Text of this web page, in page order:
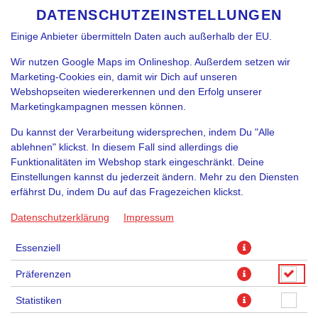
DE
SPRACHE ÄNDERN
DATENSCHUTZEINSTELLUNGEN
Diensteanbieter zur Weiterverarbeitung weitergegeben werden.
Einige Anbieter übermitteln Daten auch außerhalb der EU.
Wir nutzen Google Maps im Onlineshop. Außerdem setzen wir
Marketing-Cookies ein, damit wir Dich auf unseren
Webshopseiten wiedererkennen und den Erfolg unserer
Marketingkampagnen messen können.
Du kannst der Verarbeitung widersprechen, indem Du "Alle
ablehnen" klickst. In diesem Fall sind allerdings die
Funktionalitäten im Webshop stark eingeschränkt. Deine
Einstellungen kannst du jederzeit ändern. Mehr zu den Diensten
erfährst Du, indem Du auf das Fragezeichen klickst.
Datenschutzerklärung Impressum
Essenziell
Präferenzen
Statistiken